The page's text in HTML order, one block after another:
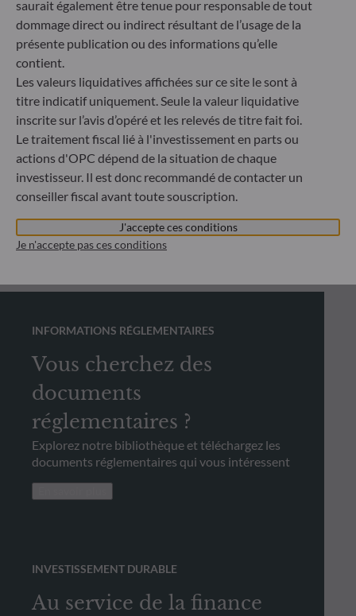
INFORMATIONS RÉGLEMENTAIRES
Vous cherchez des
documents
réglementaires ?
Explorez notre bibliothèque et téléchargez les
documents réglementaires qui vous intéressent
INVESTISSEMENT DURABLE
Au service de la finance
saurait également être tenue pour responsable de tout
dommage direct ou indirect résultant de l’usage de la
présente publication ou des informations qu’elle
contient.
Les valeurs liquidatives affichées sur ce site le sont à
titre indicatif uniquement. Seule la valeur liquidative
inscrite sur l’avis d’opéré et les relevés de titre fait foi.
Le traitement fiscal lié à l'investissement en parts ou
actions d'OPC dépend de la situation de chaque
investisseur. Il est donc recommandé de contacter un
conseiller fiscal avant toute souscription.
J'accepte ces conditions
Je n'accepte pas ces conditions